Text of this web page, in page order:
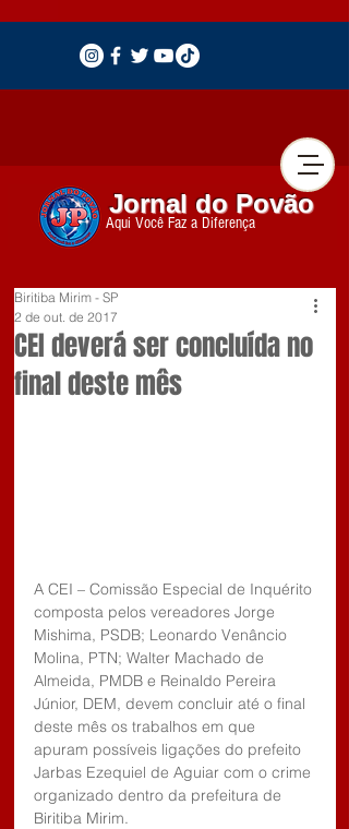
Jornal do Povão
Aqui Você Faz a Diferença
CEI deverá ser concluída no
final deste mês
Biritiba Mirim - SP
2 de out. de 2017
A CEI – Comissão Especial de Inquérito
composta pelos vereadores Jorge
Mishima, PSDB; Leonardo Venâncio
Molina, PTN; Walter Machado de
Almeida, PMDB e Reinaldo Pereira
Júnior, DEM, devem concluir até o final
deste mês os trabalhos em que
apuram possíveis ligações do prefeito
Jarbas Ezequiel de Aguiar com o crime
organizado dentro da prefeitura de
Biritiba Mirim.